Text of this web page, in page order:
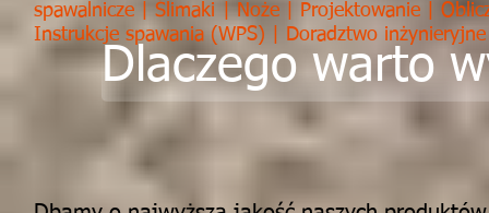
spawalnicze | Ślimaki | Noże | Projektowanie |
Instrukcje spawania (WPS) | Doradztwo
Dlaczego warto